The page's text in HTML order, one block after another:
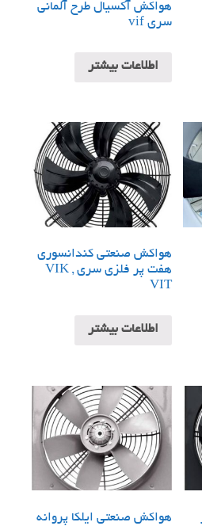
هواکش آکسیال طرح آلمانی
سری vif
اطلاعات بیشتر
هواکش صنعتی کندانسوری
هفت پر فلزی سری VIK ,
VIT
اطلاعات بیشتر
هواکش صنعتی ایلکا پروانه